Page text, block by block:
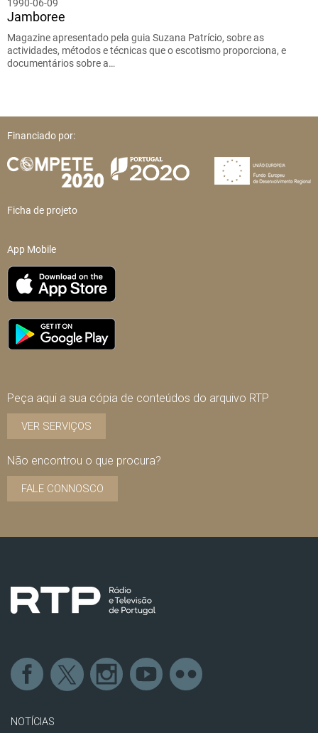
1990-06-09
Jamboree
Magazine apresentado pela guia Suzana Patrício, sobre as
actividades, métodos e técnicas que o escotismo proporciona, e
documentários sobre a…
Financiado por:
Ficha de projeto
App Mobile
Peça aqui a sua cópia de conteúdos do arquivo RTP
VER SERVIÇOS
Não encontrou o que procura?
FALE CONNOSCO
NOTÍCIAS